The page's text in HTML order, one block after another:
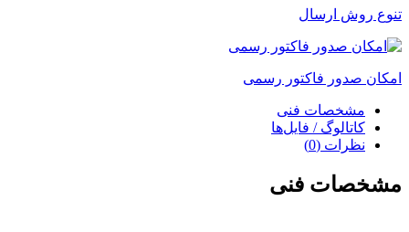
عدد
تنوع روش ارسال
امکان صدور فاکتور رسمی
مشخصات فنی
کاتالوگ / فایل‌ها
نظرات (0)
مشخصات فنی